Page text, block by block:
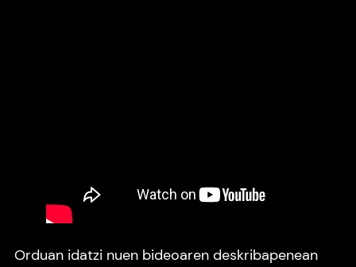
Orduan idatzi nuen bideoaren deskribapenean